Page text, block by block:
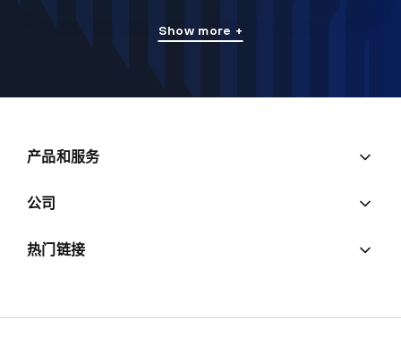
Show more +
产品和服务
公司
热门链接